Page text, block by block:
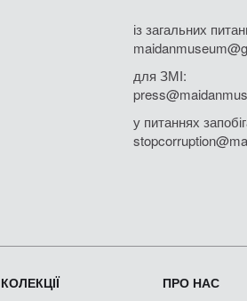
із загальних
для ЗМІ:
у питаннях
КОЛЕКЦІЇ
ПРО НАС